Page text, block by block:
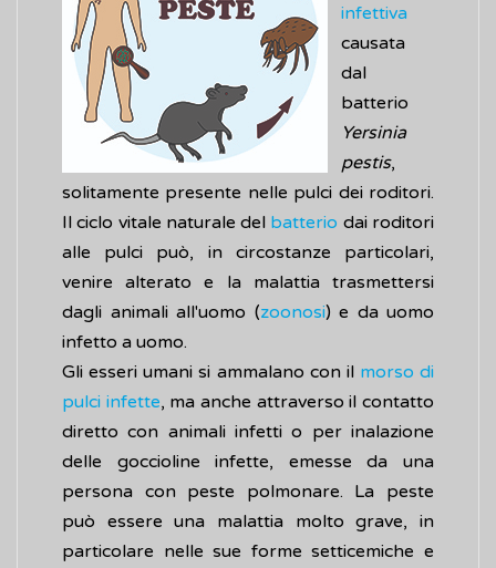
infettiva
causata
dal
batterio
Yersinia
pestis,
solitamente presente nelle pulci dei roditori.
Il ciclo vitale naturale del batterio dai roditori
alle pulci può, in circostanze particolari,
venire alterato e la malattia trasmettersi
dagli animali all'uomo (zoonosi) e da uomo
infetto a uomo.
Gli esseri umani si ammalano con il morso di
pulci infette, ma anche attraverso il contatto
diretto con animali infetti o per inalazione
delle goccioline infette, emesse da una
persona con peste polmonare. La peste
può essere una malattia molto grave, in
particolare nelle sue forme setticemiche e